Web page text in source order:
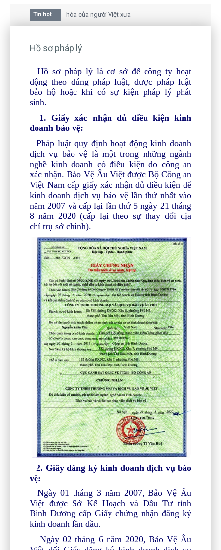
Tin hot
mai trong văn hóa của người Việt xưa
bức thư gửi mẹ của người... tử tù và của CEO
Hồ sơ pháp lý
Hồ sơ pháp lý là cơ sở để công ty hoạt
động theo đúng pháp luật, được pháp luật
bảo hộ hoặc khi có sự kiện pháp lý phát
sinh.
1. Giấy xác nhận đủ điều kiện kinh
doanh bảo vệ:
Pháp luật quy định hoạt động kinh doanh
dịch vụ bảo vệ là một trong những ngành
nghề kinh doanh có điều kiện do công an
xác nhận. Bảo Vệ Âu Việt được Bộ Công an
Việt Nam cấp giấy xác nhận đủ điều kiện để
kinh doanh dịch vụ bảo vệ lần thứ nhất vào
năm 2007 và cấp lại lần thứ 5 ngày 21 tháng
8 năm 2020 (cấp lại theo sự thay đổi địa
chỉ trụ sở chính).
2. Giấy đăng ký kinh doanh dịch vụ bảo
vệ:
Ngày 01 tháng 3 năm 2007, Bảo Vệ Âu
Việt được Sở Kế Hoạch và Đầu Tư tỉnh
Bình Dương cấp Giấy chứng nhận đăng ký
kinh doanh lần đầu.
Ngày 02 tháng 6 năm 2020, Bảo Vệ Âu